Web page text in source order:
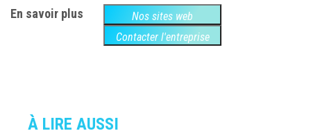
En savoir plus
Nos sites web
Contacter l'entreprise
À LIRE AUSSI